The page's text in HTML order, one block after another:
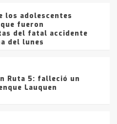
los adolescentes
fueron
del fatal accidente
del lunes
Ruta 5: falleció un
Lauquen